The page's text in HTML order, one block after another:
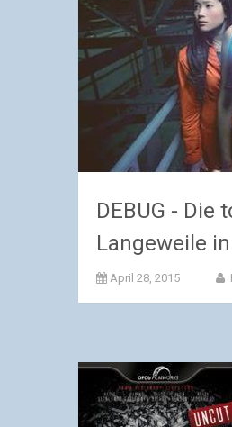
DEBUG - Die
Langeweile
April 28, 2015